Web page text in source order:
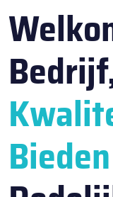
Bieden